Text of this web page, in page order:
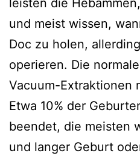
und meist wissen,
Doc zu holen,
operieren. Die
Vacuum-Extraktionen
Etwa 10% der
beendet, die meisten
und langer Geburt